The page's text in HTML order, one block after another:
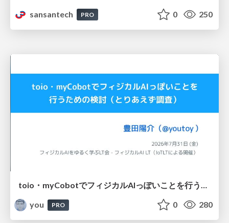
sansantech
PRO 0 250
toio・myCobotでフィジカルAIっぽいことを行うための検討（とりあえず調査） / フィジカルAI LT（IoTLTによる開催）
you
PRO 0 280